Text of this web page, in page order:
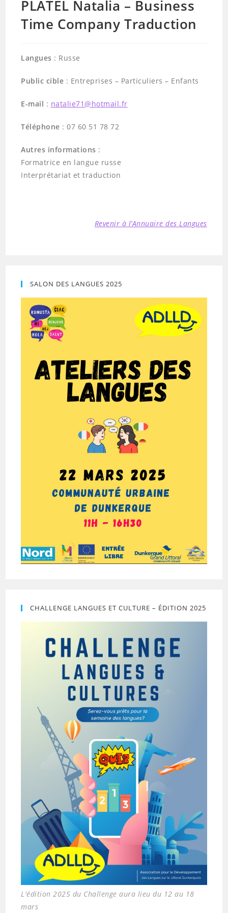
PLATEL Natalia – Business
Time Company Traduction
Langues : Russe
Public cible : Entreprises – Particuliers – Enfants
E-mail : natalie71@hotmail.fr
Téléphone : 07 60 51 78 72
Autres informations :
Formatrice en langue russe
Interprétariat et traduction
Revenir à l’Annuaire des Langues
SALON DES LANGUES 2025
CHALLENGE LANGUES ET CULTURE – ÉDITION 2025
L'édition 2025 du Challenge aura lieu du 12 au 18
mars